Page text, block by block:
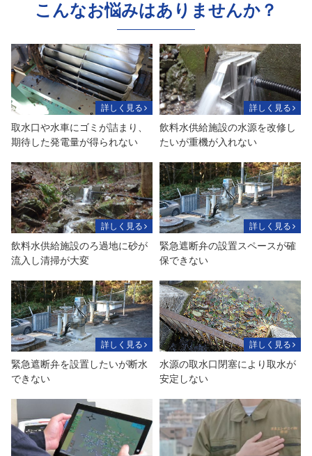
こんなお悩みはありませんか？
詳しく見る
取水口や水車にゴミが詰まり、
期待した発電量が得られない
詳しく見る
飲料水供給施設の水源を改修し
たいが重機が入れない
詳しく見る
飲料水供給施設のろ過地に砂が
流入し清掃が大変
詳しく見る
緊急遮断弁の設置スペースが確
保できない
詳しく見る
緊急遮断弁を設置したいが断水
できない
詳しく見る
水源の取水口閉塞により取水が
安定しない